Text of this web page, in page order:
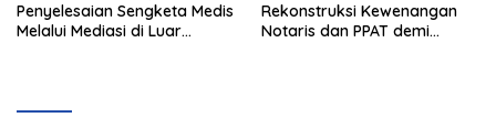
Penyelesaian Sengketa Medis
Melalui Mediasi di Luar
Rekonstruksi Kewenangan
Notaris dan PPAT demi